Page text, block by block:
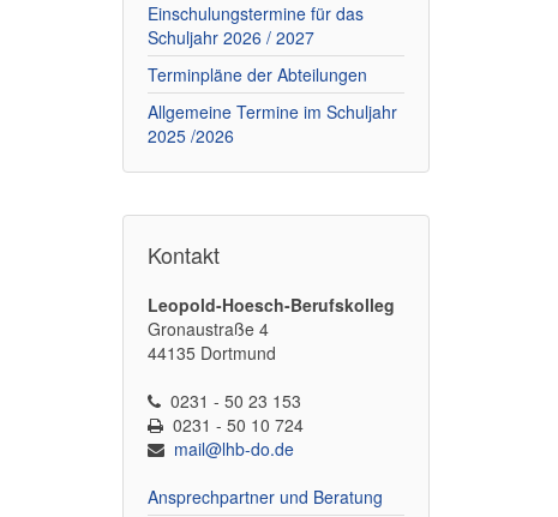
Einschulungstermine für das
Schuljahr 2026 / 2027
Terminpläne der Abteilungen
Allgemeine Termine im Schuljahr
2025 /2026
Kontakt
Leopold-Hoesch-Berufskolleg
Gronaustraße 4
44135 Dortmund
0231 - 50 23 153
0231 - 50 10 724
mail@lhb-do.de
Ansprechpartner und Beratung